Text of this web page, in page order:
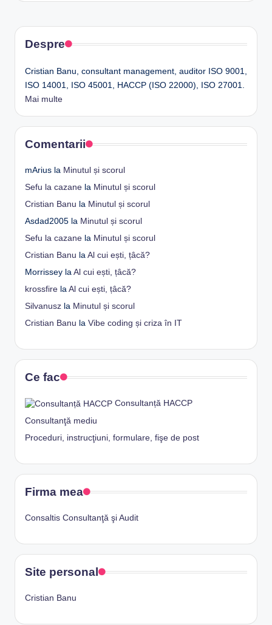
Despre
Cristian Banu, consultant management, auditor ISO 9001,
ISO 14001, ISO 45001, HACCP (ISO 22000), ISO 27001.
Mai multe
Comentarii
mArius la Minutul și scorul
Sefu la cazane la Minutul și scorul
Cristian Banu la Minutul și scorul
Asdad2005 la Minutul și scorul
Sefu la cazane la Minutul și scorul
Cristian Banu la Al cui ești, țâcă?
Morrissey la Al cui ești, țâcă?
krossfire la Al cui ești, țâcă?
Silvanusz la Minutul și scorul
Cristian Banu la Vibe coding și criza în IT
Ce fac
Consultanță HACCP
Consultanţă mediu
Proceduri, instrucţiuni, formulare, fişe de post
Firma mea
Consaltis Consultanţă şi Audit
Site personal
Cristian Banu